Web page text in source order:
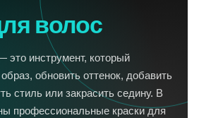
волос
это инструмент, который
обновить оттенок, добавить
стиль или закрасить седину. В
профессиональные краски для